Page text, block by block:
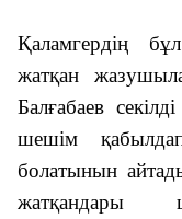
Қаламгердің
жатқан
Балғабаев
шешім
болатынын
жатқандары